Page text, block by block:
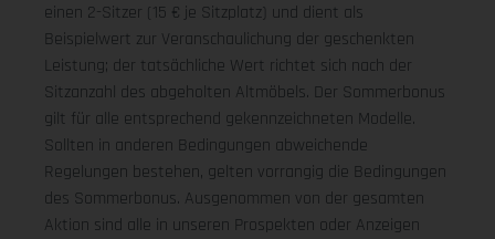
einen 2-Sitzer (15 € je Sitzplatz) und dient als
Beispielwert zur Veranschaulichung der geschenkten
Leistung; der tatsächliche Wert richtet sich nach der
Sitzanzahl des abgeholten Altmöbels. Der Sommerbonus
gilt für alle entsprechend gekennzeichneten Modelle.
Sollten in anderen Bedingungen abweichende
Regelungen bestehen, gelten vorrangig die Bedingungen
des Sommerbonus. Ausgenommen von der gesamten
Aktion sind alle in unseren Prospekten oder Anzeigen